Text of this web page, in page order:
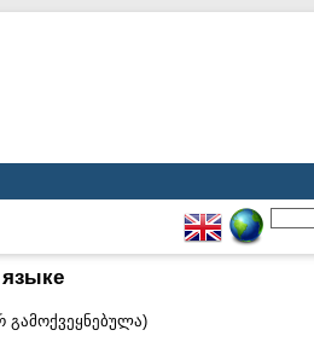
გამოქვეყნებულა)